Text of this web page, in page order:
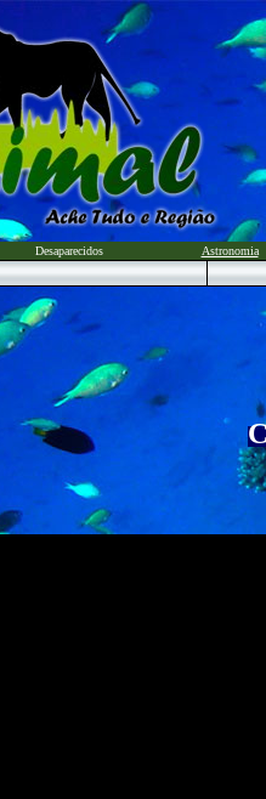
Desaparecidos Astronomia